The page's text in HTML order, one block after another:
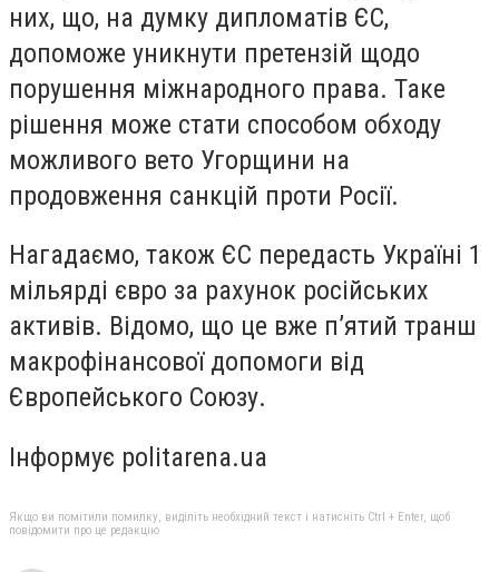
них, що, на думку дипломатів ЄС,
допоможе уникнути претензій щодо
порушення міжнародного права. Таке
рішення може стати способом обходу
можливого вето Угорщини на
продовження санкцій проти Росії.
Нагадаємо, також ЄС передасть Україні 1
мільярді євро за рахунок російських
активів. Відомо, що це вже пʼятий транш
макрофінансової допомоги від
Європейського Союзу.
Інформує politarena.ua
Якщо ви помітили помилку, виділіть необхідний текст і натисніть Ctrl + Enter, щоб
повідомити про це редакцію